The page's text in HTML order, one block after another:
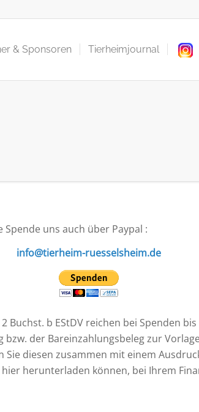
& Sponsoren Tierheimjournal
uns auch über Paypal :
info@tierheim-ruesselsheim.de
Buchst. b EStDV reichen bei Spenden
bzw. der Bareinzahlungsbeleg zur
Sie diesen zusammen mit einem
hier herunterladen können, bei Ihrem